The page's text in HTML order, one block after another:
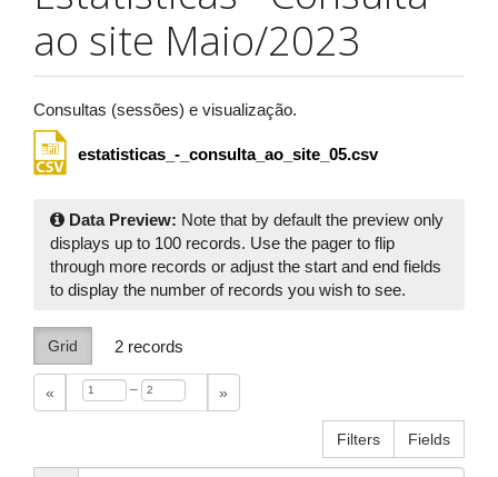
ao site Maio/2023
Consultas (sessões) e visualização.
estatisticas_-_consulta_ao_site_05.csv
Data Preview: Note that by default the preview only
displays up to 100 records. Use the pager to flip
through more records or adjust the start and end fields
to display the number of records you wish to see.
Grid 2 records
« – »
Filters Fields